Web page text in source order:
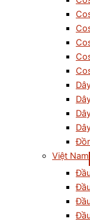
Việt Nam